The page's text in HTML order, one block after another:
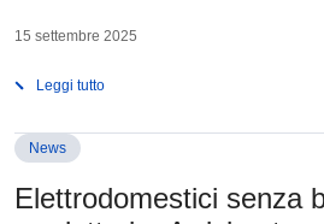
15 settembre 2025
Leggi tutto
News
Elettrodomestici senza